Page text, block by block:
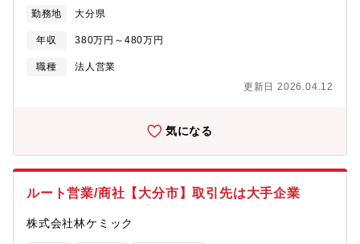
ります。※事務作業は、営業アシスタントのサポート体制があり
ます。【営業エリア】岡山県を中心に中四国、九州北部の西日本
エリア取引先は、ほぼ既存のお客様です。1人で、20～30社を担
当します。【募集背景】事業拡大による増員【部署構成】営業3
ィスです。※下記動画では「なぜ新生電機に入社したか」「新生
ております。ぜひご覧くださいませ。
https://www.youtube.com/watch?v=x0S9U9FHK2g※応募の前
にカジュアル面談も可能です。WEBで人事担当がご質問等にお答
えします。
勤務地 大分県
年収 380万円～480万円
職種
法人営業
更新日 2026.04.12
気になる
ルート営業/商社【大分市】取引先は大手企業
株式会社林ケミック